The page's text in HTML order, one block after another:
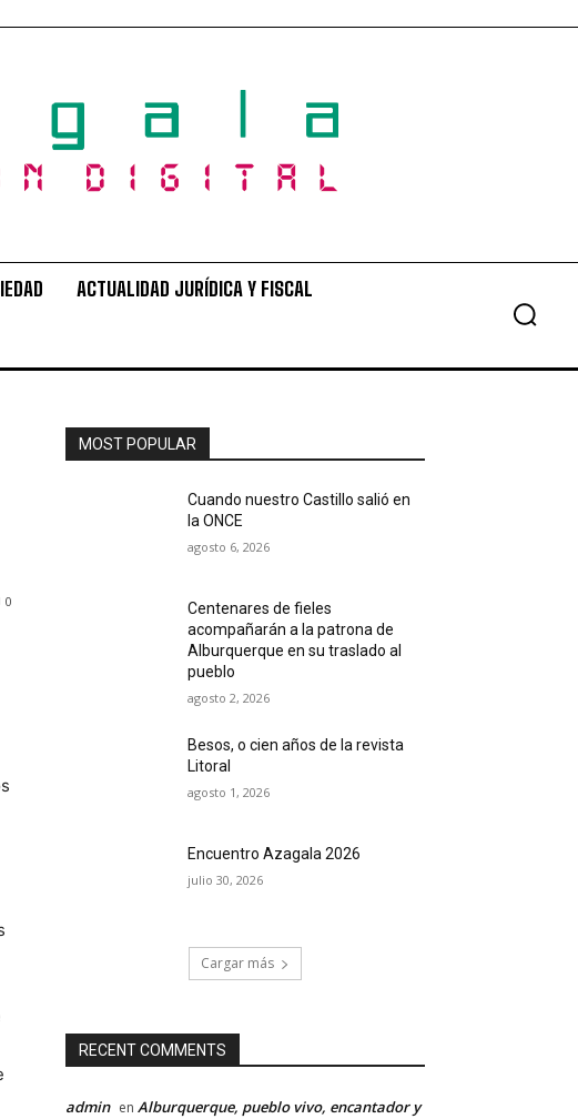
ACTUALIDAD JURÍDICA Y FISCAL
0
MOST POPULAR
Cuando nuestro Castillo salió en
la ONCE
agosto 6, 2026
Centenares de fieles
acompañarán a la patrona de
Alburquerque en su traslado al
pueblo
agosto 2, 2026
Besos, o cien años de la revista
Litoral
agosto 1, 2026
Encuentro Azagala 2026
julio 30, 2026
Cargar más
RECENT COMMENTS
admin en Alburquerque, pueblo vivo, encantador y